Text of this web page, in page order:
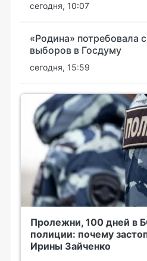
сегодня, 10:07
«Родина» потребовала
выборов в Госдуму
сегодня, 15:59
Пролежни, 100 дней в
полиции: почему
Ирины Зайченко